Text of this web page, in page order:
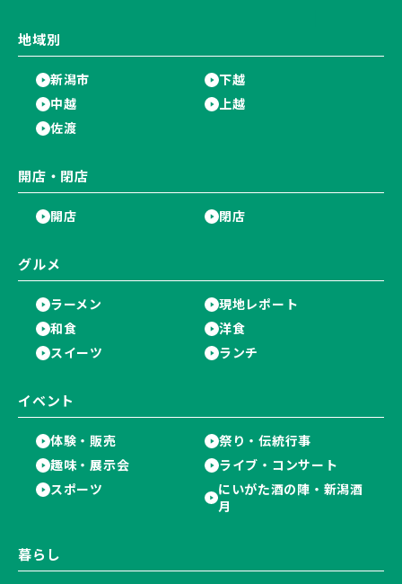
地域別
新潟市
下越
中越
上越
佐渡
開店・閉店
開店 閉店
グルメ
ラーメン
現地レポート
和食
洋食
スイーツ
ランチ
イベント
体験・販売
祭り・伝統行事
趣味・展示会
ライブ・コンサート
スポーツ
にいがた酒の陣・新潟酒
月
暮らし